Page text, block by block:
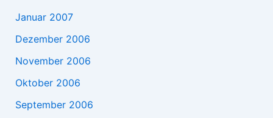
Januar 2007
Dezember 2006
November 2006
Oktober 2006
September 2006